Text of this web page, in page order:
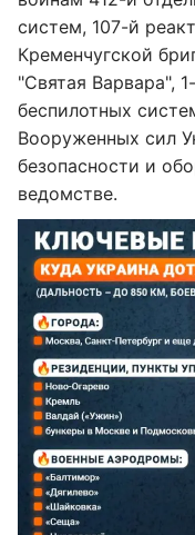
систем, 107-й
Кременчугской
"Святая Варвара",
беспилотных
Вооруженных сил
безопасности и
ведомстве.